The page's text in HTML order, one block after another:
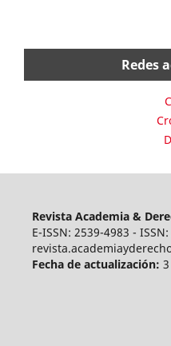
Redes
Revista Academia &
E-ISSN: 2539-4983 -
Fecha de actualización: